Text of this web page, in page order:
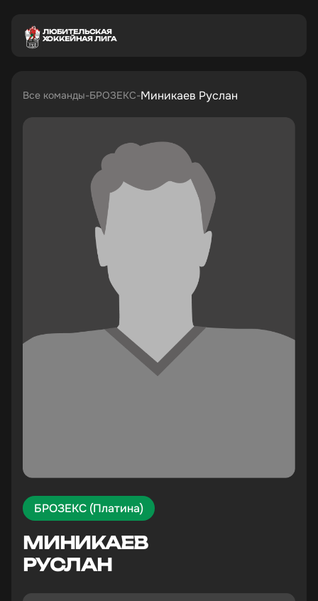
ЛЮБИТЕЛЬСКАЯ
ХОККЕЙНАЯ ЛИГА
Все команды БРОЗЕКС Миникаев Руслан
БРОЗЕКС (Платина)
МИНИКАЕВ
РУСЛАН